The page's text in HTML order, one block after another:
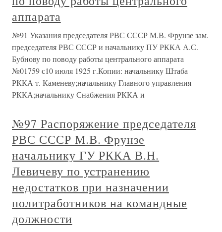
аппарата
№91 Указания председателя РВС СССР М.В. Фрунзе зам.
председателя РВС СССР и начальнику ПУ РККА А.С.
Бубнову по поводу работы центрального аппарата
№01759 с10 июля 1925 г.Копии: начальнику Штаба
РККА т. Каменеву;начальнику Главного управления
РККА;начальнику Снабжения РККА и
№97 Распоряжение председателя
РВС СССР М.В. Фрунзе
начальнику ГУ РККА В.Н.
Левичеву по устранению
недостатков при назначении
политработников на командные
должности